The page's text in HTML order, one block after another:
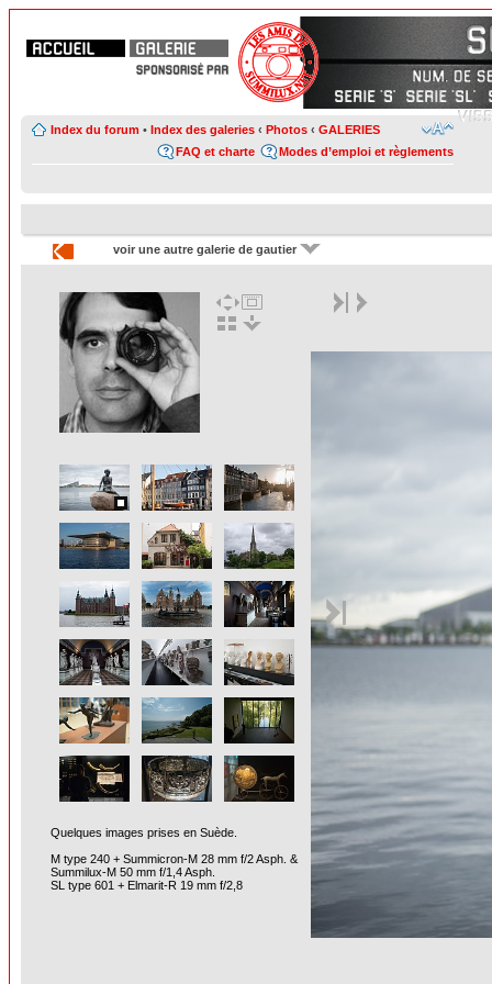
Index du forum • Index des galeries ‹ Photos ‹ GALERIES
Modes d’emploi et règlements
FAQ et charte
voir une autre galerie de gautier
Quelques images prises en Suède.
M type 240 + Summicron-M 28 mm f/2 Asph. &
Summilux-M 50 mm f/1,4 Asph.
SL type 601 + Elmarit-R 19 mm f/2,8